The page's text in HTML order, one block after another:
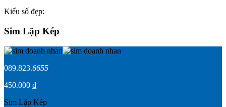
Kiểu số đẹp:
Sim Lặp Kép
089.823.6655
450.000 ₫
Sim Lặp Kép